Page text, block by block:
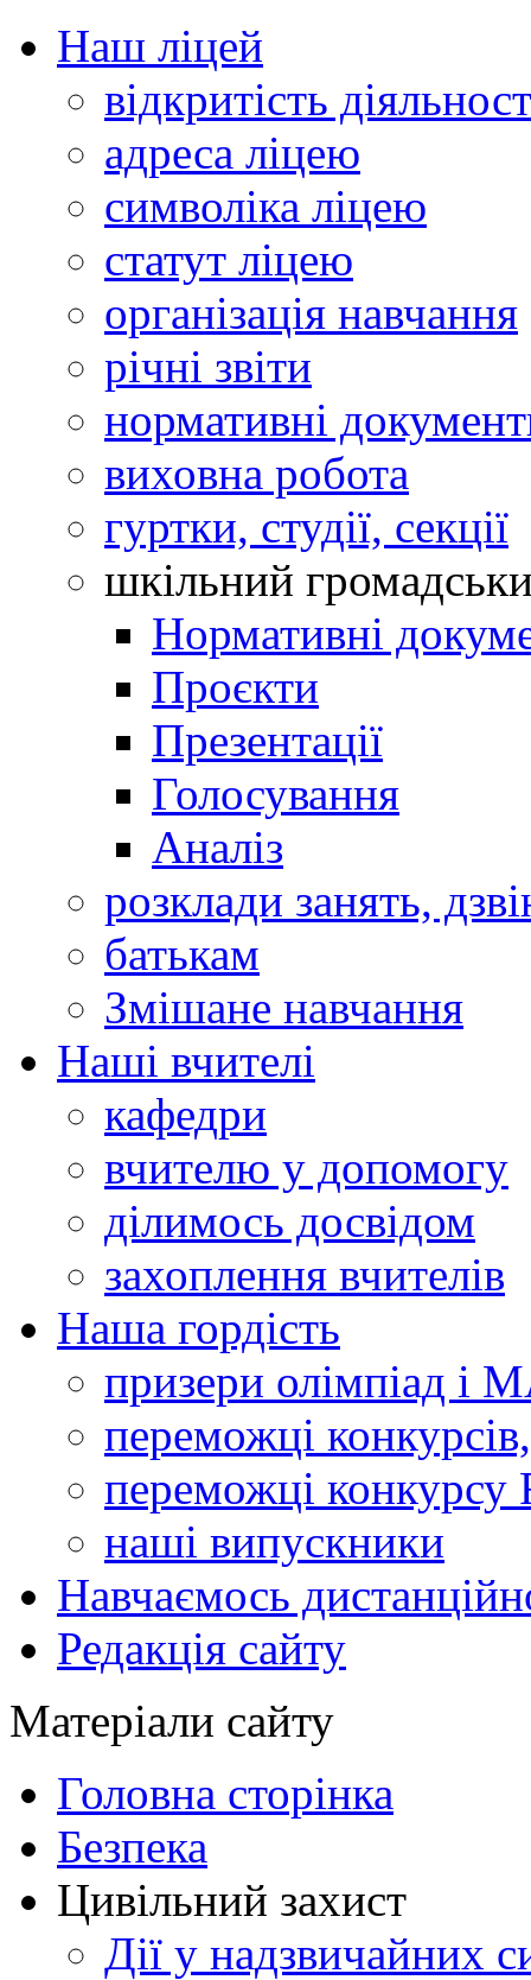
Наш ліцей
відкритість
адреса ліцею
символіка ліцею
статут ліцею
організація навчання
річні звіти
нормативні
виховна робота
гуртки, студії, секції
шкільний
Нормативні
Проєкти
Презентації
Голосування
Аналіз
розклади занять,
батькам
Змішане навчання
Наші вчителі
кафедри
вчителю у допомогу
ділимось досвідом
захоплення вчителів
Наша гордість
призери олімпіад і
переможці
переможці конкурсу
наші випускники
Навчаємось
Редакція сайту
Матеріали сайту
Головна сторінка
Безпека
Цивільний захист
Дії у надзвичайних